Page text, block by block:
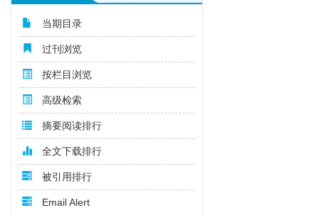
当期目录
过刊浏览
按栏目浏览
高级检索
摘要阅读排行
全文下载排行
被引用排行
Email Alert